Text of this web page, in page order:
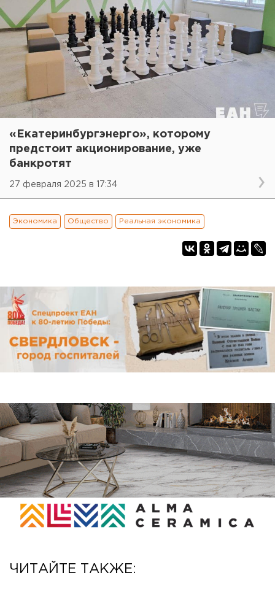
«Екатеринбургэнерго», которому
предстоит акционирование, уже
банкротят
27 февраля 2025 в 17:34
Экономика Общество Реальная экономика
ЧИТАЙТЕ ТАКЖЕ: